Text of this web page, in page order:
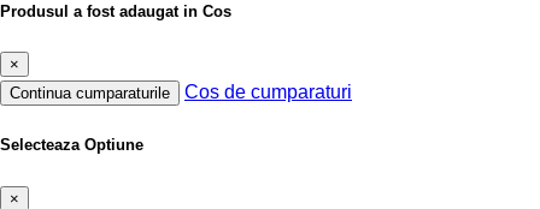
Produsul a fost adaugat in Cos
×
Continua cumparaturile
Cos de cumparaturi
Selecteaza Optiune
×